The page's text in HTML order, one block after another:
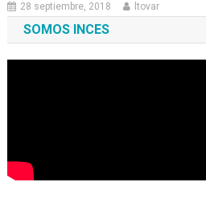
28 septiembre, 2018 ltovar
SOMOS INCES